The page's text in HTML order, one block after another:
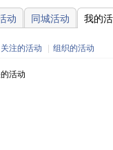
动 同城活动 我的
关注的活动 组织的活动
活动